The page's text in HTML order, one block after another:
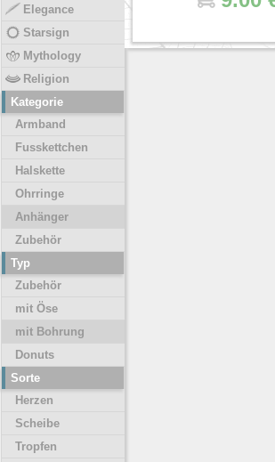
Elegance
Starsign
Mythology
Religion
Kategorie
Armband
Fusskettchen
Halskette
Ohrringe
Anhänger
Zubehör
Typ
Zubehör
mit Öse
mit Bohrung
Donuts
Sorte
Herzen
Scheibe
Tropfen